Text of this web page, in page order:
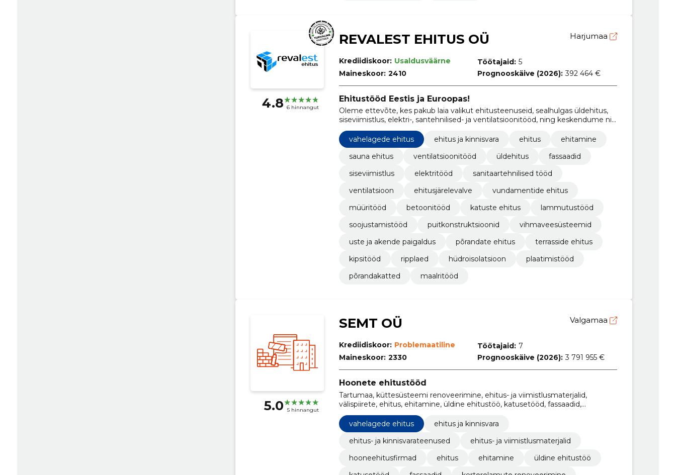
4.8 6 hinnangut
REVALEST EHITUS OÜ Harjumaa
Krediidiskoor: Usaldusväärne
Maineskoor: 2410
Töötajaid: 5
Prognooskäive (2026): 392 464 €
Ehitustööd Eestis ja Euroopas!
Oleme ettevõte, kes pakub laia valikut ehitusteenuseid, sealhulgas üldehitus,
siseviimistlus, elektri-, santehnilised- ja ventilatsioonitööd, ning keskendume nii
era- kui äriklientide projektidele.
vahelagede ehitus
ehitus ja kinnisvara ehitus
ehitamine
sauna ehitus
ventilatsioonitööd üldehitus
fassaadid
siseviimistlus
elektritööd
sanitaartehnilised tööd
ventilatsioon
ehitusjärelevalve
vundamentide ehitus
müüritööd
betoonitööd katuste ehitus
lammutustööd
soojustamistööd
puitkonstruktsioonid
vihmaveesüsteemid
uste ja akende paigaldus
põrandate ehitus
terrasside ehitus
kipsitööd
ripplaed hüdroisolatsioon
plaatimistööd
põrandakatted
maalritööd
5.0 5 hinnangut
SEMT OÜ Valgamaa
Krediidiskoor: Problemaatiline
Maineskoor: 2330
Töötajaid: 7
Prognooskäive (2026): 3 791 955 €
Hoonete ehitustööd
Tartumaa, küttesüsteemi renoveerimine, ehitus- ja viimistlusmaterjalid,
välispiirete, ehitus, ehitamine, üldine ehitustöö, katusetööd, fassaadid,
korterelamute renoveerimine
vahelagede ehitus
ehitus ja kinnisvara
ehitus- ja kinnisvarateenused
ehitus- ja viimistlusmaterjalid
hooneehitusfirmad
ehitus ehitamine
üldine ehitustöö